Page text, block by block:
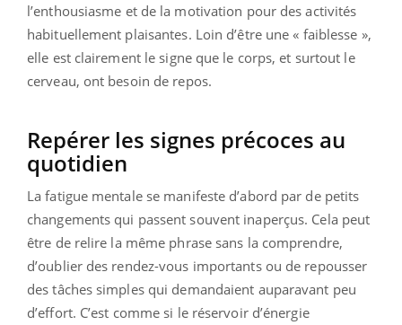
l’enthousiasme et de la motivation pour des activités
habituellement plaisantes. Loin d’être une « faiblesse »,
elle est clairement le signe que le corps, et surtout le
cerveau, ont besoin de repos.
Repérer les signes précoces au
quotidien
La fatigue mentale se manifeste d’abord par de petits
changements qui passent souvent inaperçus. Cela peut
être de relire la même phrase sans la comprendre,
d’oublier des rendez-vous importants ou de repousser
des tâches simples qui demandaient auparavant peu
d’effort. C’est comme si le réservoir d’énergie